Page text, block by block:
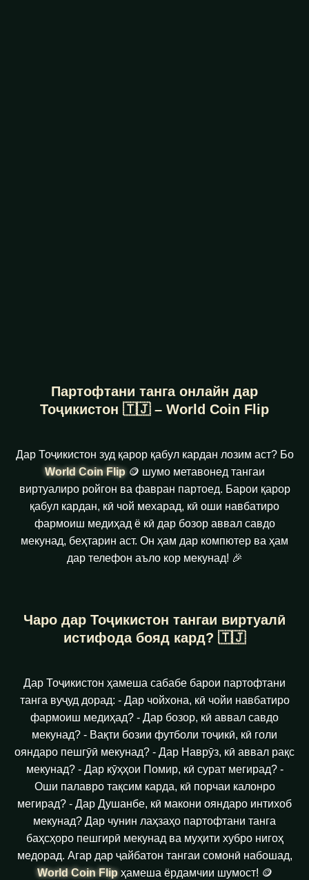
Партофтани танга онлайн дар
Тоҷикистон 🇹🇯 – World Coin Flip
Дар Тоҷикистон зуд қарор қабул кардан лозим аст? Бо
World Coin Flip🪙 шумо метавонед тангаи
виртуалиро ройгон ва фавран партоед. Барои қарор
қабул кардан, кӣ чой мехарад, кӣ оши навбатиро
фармоиш медиҳад ё кӣ дар бозор аввал савдо
мекунад, беҳтарин аст. Он ҳам дар компютер ва ҳам
дар телефон аъло кор мекунад! 🎉
Чаро дар Тоҷикистон тангаи виртуалӣ
истифода бояд кард? 🇹🇯
Дар Тоҷикистон ҳамеша сабабе барои партофтани
танга вуҷуд дорад: - Дар чойхона, кӣ чойи навбатиро
фармоиш медиҳад? - Дар бозор, кӣ аввал савдо
мекунад? - Вақти бозии футболи тоҷикӣ, кӣ голи
ояндаро пешгӯӣ мекунад? - Дар Наврӯз, кӣ аввал рақс
мекунад? - Дар кӯҳҳои Помир, кӣ сурат мегирад? -
Оши палавро тақсим карда, кӣ порчаи калонро
мегирад? - Дар Душанбе, кӣ макони ояндаро интихоб
мекунад? Дар чунин лаҳзаҳо партофтани танга
баҳсҳоро пешгирӣ мекунад ва муҳити хубро нигоҳ
медорад. Агар дар ҷайбатон тангаи сомонӣ набошад,
World Coin Flipҳамеша ёрдамчии шумост! 🪙